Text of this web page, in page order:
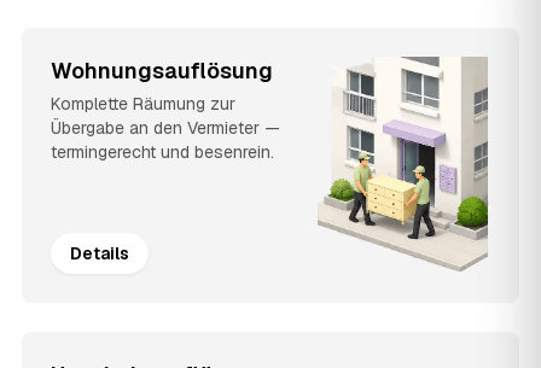
Wohnungsauflösung
Komplette Räumung zur
Übergabe an den Vermieter —
termingerecht und besenrein.
Details